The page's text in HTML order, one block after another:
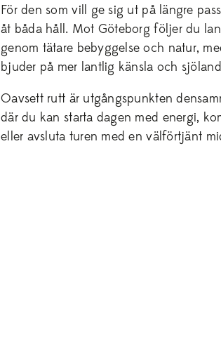
För den som vill ge sig ut på längre
åt båda håll. Mot Göteborg följer du
genom tätare bebyggelse och natur,
bjuder på mer lantlig känsla och
Oavsett rutt är utgångspunkten
där du kan starta dagen med energi,
eller avsluta turen med en välförtjänt